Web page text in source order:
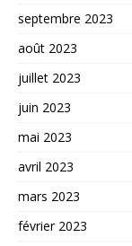
septembre 2023
août 2023
juillet 2023
juin 2023
mai 2023
avril 2023
mars 2023
février 2023